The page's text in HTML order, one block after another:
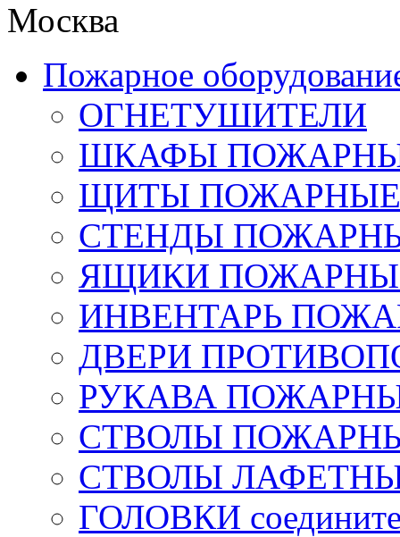
Москва
Пожарное
ОГНЕТУШИТЕЛИ
ШКАФЫ
ЩИТЫ ПОЖАРНЫЕ
СТЕНДЫ
ЯЩИКИ ПОЖАРНЫЕ
ИНВЕНТАРЬ
ДВЕРИ
РУКАВА
СТВОЛЫ
СТВОЛЫ
ГОЛОВКИ